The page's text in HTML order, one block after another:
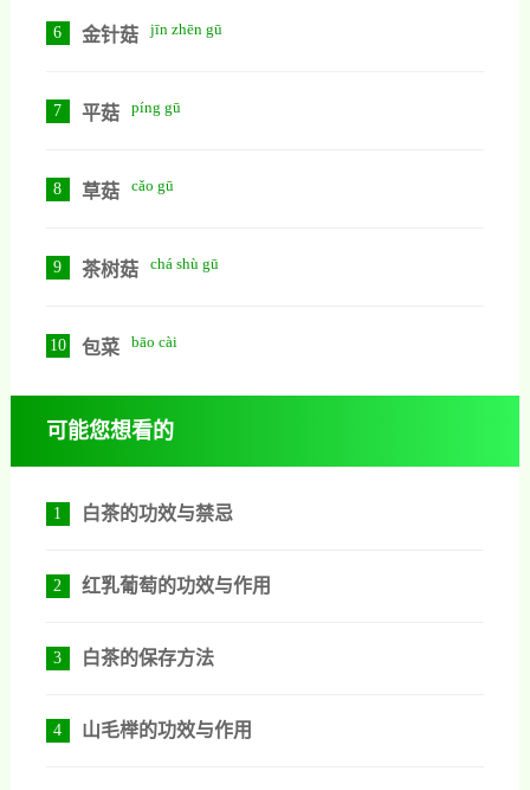
6 金针菇 jīn zhēn gū
7 平菇 píng gū
8 草菇 cǎo gū
9 茶树菇 chá shù gū
10 包菜 bāo cài
可能您想看的
1 白茶的功效与禁忌
2 红乳葡萄的功效与作用
3 白茶的保存方法
4 山毛榉的功效与作用